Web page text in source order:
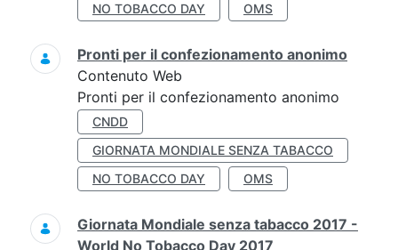
NO TOBACCO DAY
OMS
Pronti per il confezionamento anonimo
Contenuto Web
Pronti per il confezionamento anonimo
CNDD
GIORNATA MONDIALE SENZA TABACCO
NO TOBACCO DAY
OMS
Giornata Mondiale senza tabacco 2017 -
World No Tobacco Day 2017